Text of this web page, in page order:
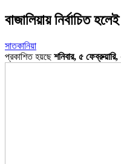
বাজালিয়ায় নির্বাচিত
সাতকানিয়া
প্রকাশিত হয়ছেশনিবার, ৫